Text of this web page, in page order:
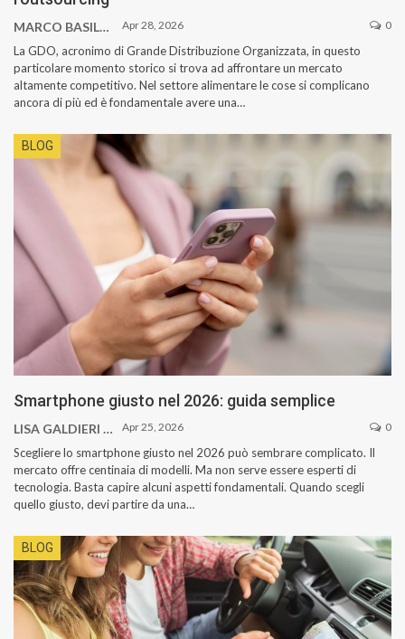
MARCO BASILE Apr 28, 2026 0
La GDO, acronimo di Grande Distribuzione Organizzata, in questo
particolare momento storico si trova ad affrontare un mercato
altamente competitivo. Nel settore alimentare le cose si complicano
ancora di più ed è fondamentale avere una…
BLOG
Smartphone giusto nel 2026: guida semplice
LISA GALDIERI Apr 25, 2026 0
Scegliere lo smartphone giusto nel 2026 può sembrare complicato. Il
mercato offre centinaia di modelli. Ma non serve essere esperti di
tecnologia. Basta capire alcuni aspetti fondamentali. Quando scegli
quello giusto, devi partire da una…
BLOG